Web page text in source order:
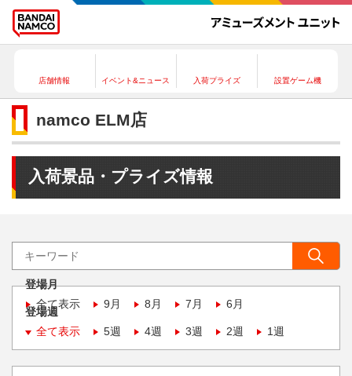
店舗情報 イベント&ニュース 入荷プライズ 設置ゲーム機
namco ELM店
入荷景品・プライズ情報
登場月
全て表示
9月 8月 7月 6月
登場週
全て表示
5週 4週 3週 2週 1週